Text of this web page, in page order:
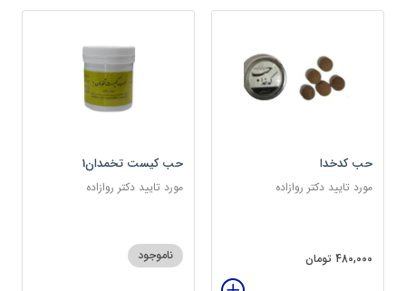
حب کدخدا
مورد تایید دکتر روازاده
480,000 تومان
حب کیست تخمدان1
مورد تایید دکتر روازاده
ناموجود